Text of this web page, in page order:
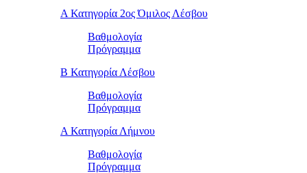
Α Κατηγορία 2ος Όμιλος Λέσβου
Βαθμολογία
Πρόγραμμα
B Κατηγορία Λέσβου
Βαθμολογία
Πρόγραμμα
Α Κατηγορία Λήμνου
Βαθμολογία
Πρόγραμμα